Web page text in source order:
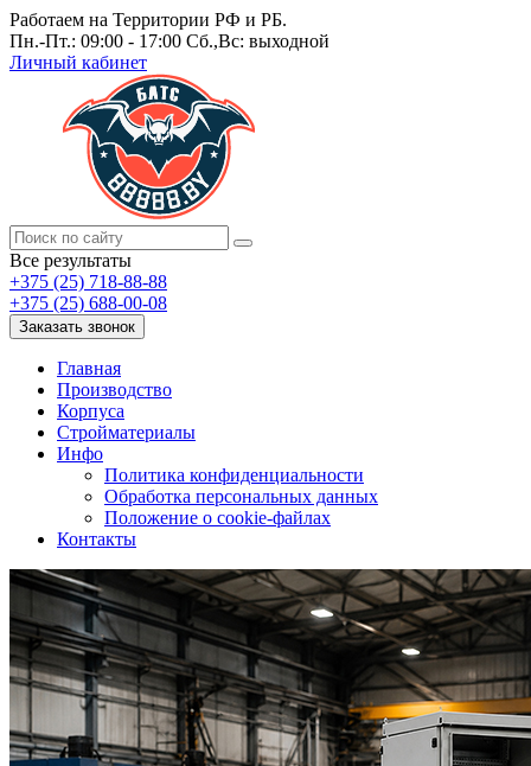
Работаем на Территории РФ и РБ.
Пн.-Пт.: 09:00 - 17:00 Сб.,Вс: выходной
Личный кабинет
Все результаты
+375 (25) 718-88-88
+375 (25) 688-00-08
Заказать звонок
Главная
Производство
Корпуса
Стройматериалы
Инфо
Политика конфиденциальности
Обработка персональных данных
Положение о cookie-файлах
Контакты